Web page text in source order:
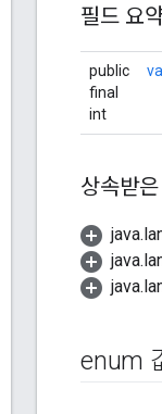
필드 요
public
final
int
val
상속받
enum